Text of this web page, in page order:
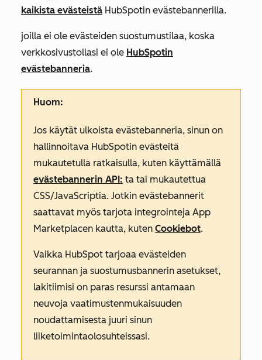
kaikista evästeistä HubSpotin evästebannerilla.
joilla ei ole evästeiden suostumustilaa, koska
verkkosivustollasi ei ole HubSpotin
evästebanneria.
Huom:
Jos käytät ulkoista evästebanneria, sinun on
hallinnoitava HubSpotin evästeitä
mukautetulla ratkaisulla, kuten käyttämällä
evästebannerin API: ta tai mukautettua
CSS/JavaScriptia. Jotkin evästebannerit
saattavat myös tarjota integrointeja App
Marketplacen kautta, kuten Cookiebot.
Vaikka HubSpot tarjoaa evästeiden
seurannan ja suostumusbannerin asetukset,
lakitiimisi on paras resurssi antamaan
neuvoja vaatimustenmukaisuuden
noudattamisesta juuri sinun
liiketoimintaolosuhteissasi.